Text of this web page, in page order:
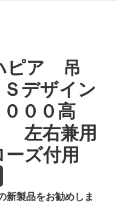
ピア 吊
デザイン
００高
左右兼用
ズ付用
製品をお勧めしま